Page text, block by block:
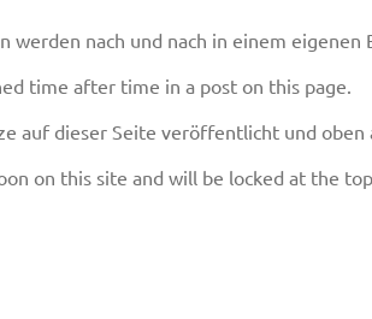
nach und nach in einem
time after time in a post on this page.
auf dieser Seite veröffentlicht und oben
on this site and will be locked at the